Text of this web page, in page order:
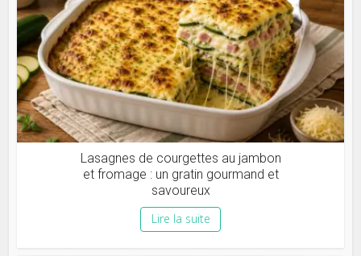
Lasagnes de courgettes au jambon
et fromage : un gratin gourmand et
savoureux
Lire la suite